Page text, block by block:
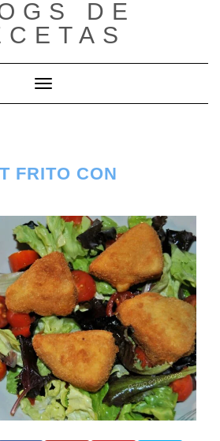
DE
Cambiar modo de navegación
FRITO CON